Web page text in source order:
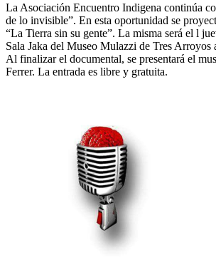
La Asociación Encuentro Indigena continúa
de lo invisible”. En esta oportunidad se
“La Tierra sin su gente”. La misma será el l
Sala Jaka del Museo Mulazzi de Tres Arroyos
Al finalizar el documental, se presentará el
Ferrer. La entrada es libre y gratuita.